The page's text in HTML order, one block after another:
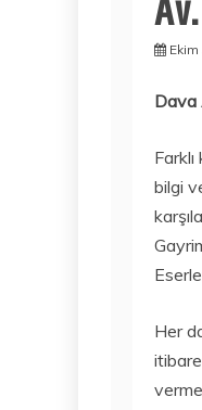
Dava
bilgi
Her